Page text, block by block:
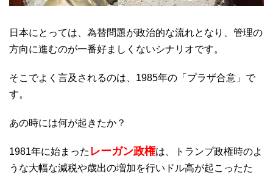
日本にとっては、為替問題が政治的な流れとなり、管理の
方向に進むのが一番好ましくないシナリオです。
そこでよく言及されるのは、1985年の「プラザ合意」で
す。
あの時には何が起きたか？
1981年に始まった レーガン政権は、トランプ政権時のよ
うな大幅な減税や歳出の増加を行いドル高が起こったた